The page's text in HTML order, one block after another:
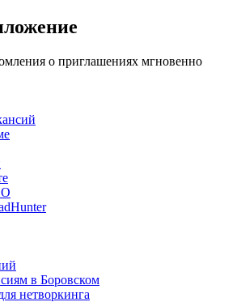
о приглашениях мгновенно
в Боровском
нетворкинга